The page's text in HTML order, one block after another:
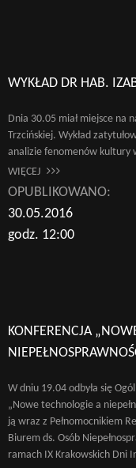
WYKŁAD DR HAB.
Dnia 30.05 miał miejsce na
Trzcińskiej. Wykład
analizie fenomenów kultury
WIĘCEJ
OPUBLIKOWANO:
30.05.2016
godz. 12:00
KONFERENCJA
W dniu 19.04 odbyła się
„Nowe technologie a
ją wraz z Pełnomocnikiem
Biurem ds. Osób
ramach IX Krakowskich Dni